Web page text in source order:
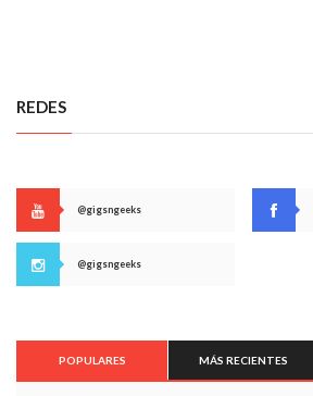
REDES
@gigsngeeks
@gigsngeeks
POPULARES MÁS RECIENTES